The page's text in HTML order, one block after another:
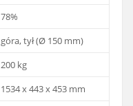
78%
góra, tył (Ø 150 mm)
200 kg
1534 x 443 x 453 mm